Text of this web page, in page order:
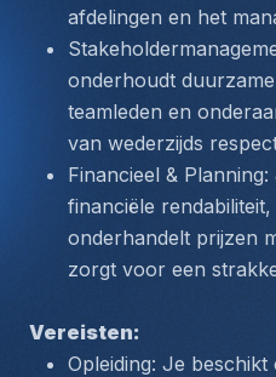
afdelingen en het
onderhoudt
teamleden en
van wederzijds
Financieel &
financiële
onderhandelt prijzen
zorgt voor een
Vereisten:
Opleiding: Je